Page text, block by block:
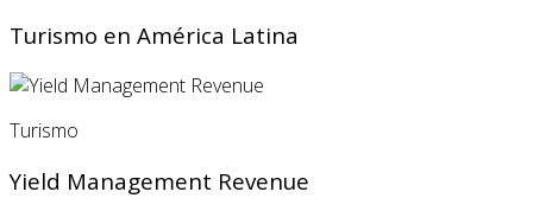
Turismo en América Latina
Turismo
Yield Management Revenue